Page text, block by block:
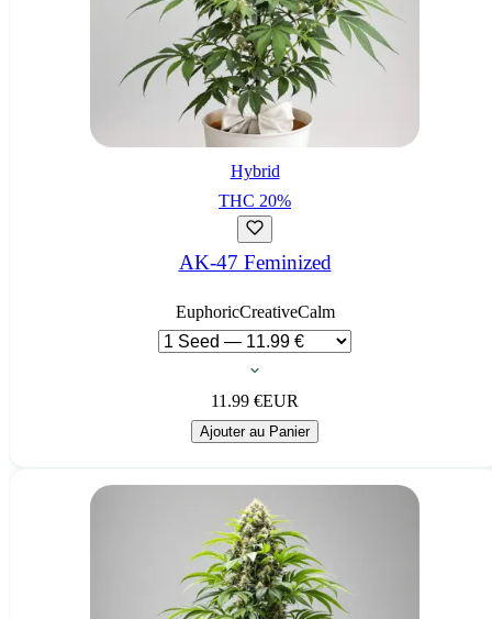
Hybrid
THC 20%
AK-47 Feminized
EuphoricCreativeCalm
11.99 €EUR
Ajouter au Panier